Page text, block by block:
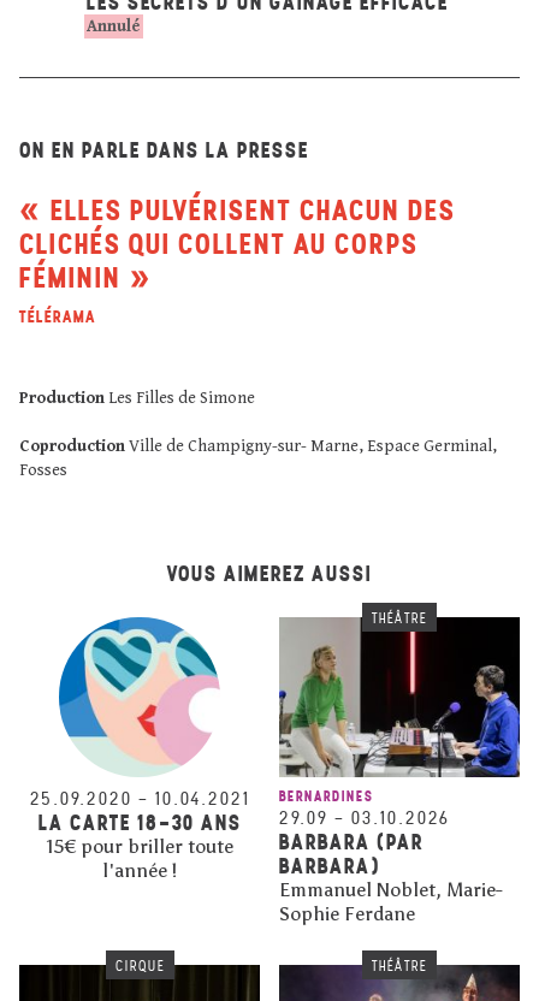
Annulé
ON EN PARLE DANS LA PRESSE
ELLES PULVÉRISENT CHACUN DES
CLICHÉS QUI COLLENT AU CORPS
FÉMININ
TÉLÉRAMA
Production Les Filles de Simone
CoproductionVille de Champigny-sur- Marne, Espace Germinal,
Fosses
VOUS AIMEREZ AUSSI
25.09.2020 – 10.04.2021
LA CARTE 18-30 ANS
15€ pour briller toute
l'année !
THÉÂTRE
BERNARDINES
29.09 – 03.10.2026
BARBARA (PAR
BARBARA)
Emmanuel Noblet, Marie-
Sophie Ferdane
CIRQUE THÉÂTRE